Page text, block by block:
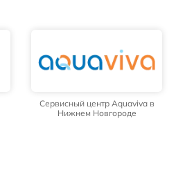
Сервисный центр Aquaviva в
Нижнем Новгороде